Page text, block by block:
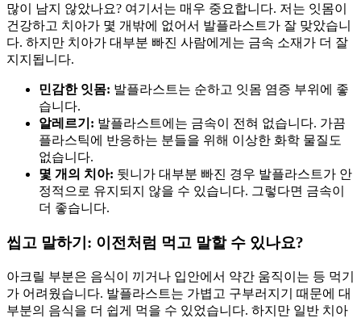
많이 남지 않았나요? 여기서는 매우 중요합니다. 저는 잇몸이
건강하고 치아가 몇 개밖에 없어서 발플라스트가 잘 맞았습니
다. 하지만 치아가 대부분 빠진 사람에게는 금속 소재가 더 잘
지지됩니다.
민감한 잇몸: 발플라스트는 순하고 잇몸 염증 부위에 좋
습니다.
알레르기: 발플라스트에는 금속이 전혀 없습니다. 가끔
플라스틱에 반응하는 분들을 위해 이상한 화학 물질도
없습니다.
몇 개의 치아: 뒷니가 대부분 빠진 경우 발플라스트가 안
정적으로 유지되지 않을 수 있습니다. 그렇다면 금속이
더 좋습니다.
씹고 말하기: 이전처럼 먹고 말할 수 있나요?
아크릴 부분은 음식이 끼거나 입안에서 약간 움직이는 등 먹기
가 어려웠습니다. 발플라스트는 가볍고 구부러지기 때문에 대
부분의 음식을 더 쉽게 먹을 수 있었습니다. 하지만 일반 치아